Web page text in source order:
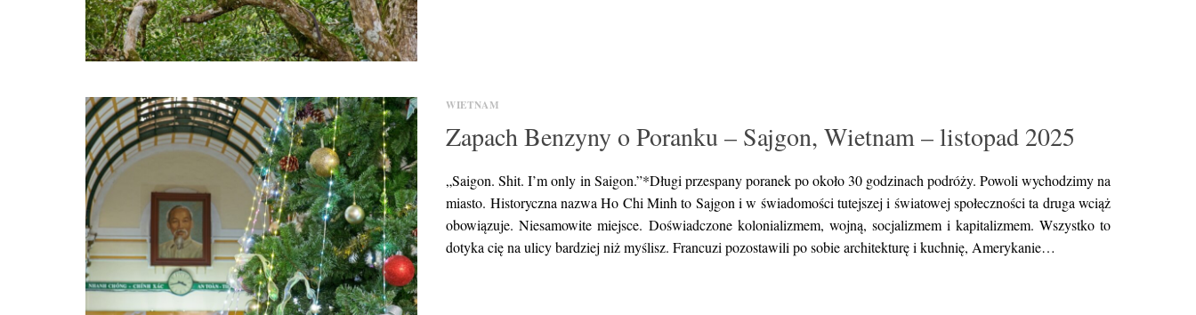
WIETNAM
Zapach Benzyny o Poranku – Sajgon, Wietnam – listopad 2025
„Saigon. Shit. I’m only in Saigon.”*Długi przespany poranek po około 30 godzinach podróży. Powoli wychodzimy na
miasto. Historyczna nazwa Ho Chi Minh to Sajgon i w świadomości tutejszej i światowej społeczności ta druga wciąż
obowiązuje. Niesamowite miejsce. Doświadczone kolonializmem, wojną, socjalizmem i kapitalizmem. Wszystko to
dotyka cię na ulicy bardziej niż myślisz. Francuzi pozostawili po sobie architekturę i kuchnię, Amerykanie…